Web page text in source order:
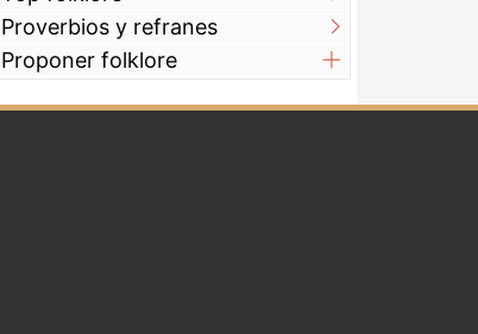
Proverbios y refranes
Proponer folklore